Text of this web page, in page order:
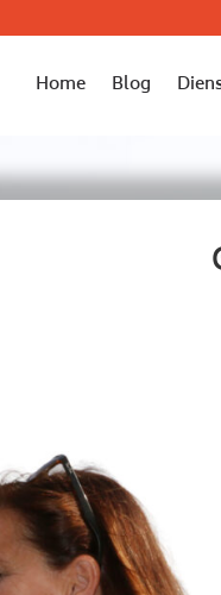
Home Blog